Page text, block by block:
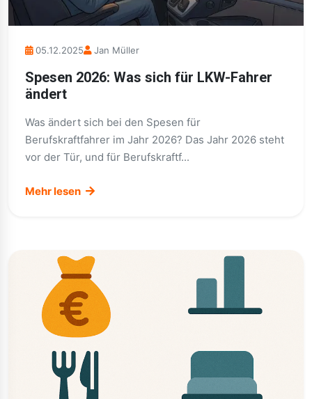
05.12.2025 Jan Müller
Spesen 2026: Was sich für LKW-Fahrer
ändert
Was ändert sich bei den Spesen für
Berufskraftfahrer im Jahr 2026? Das Jahr 2026 steht
vor der Tür, und für Berufskraftf...
Mehr lesen